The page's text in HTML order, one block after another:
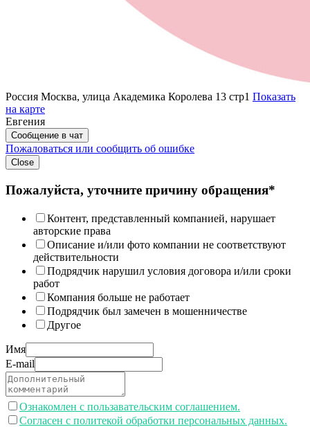
Россия Москва, улица Академика Королева 13 стр1 Показать
на карте
Евгения
Сообщение в чат
Пожаловаться или сообщить об ошибке
Close
Пожалуйста, уточните причину обращения*
Контент, представленный компанией, нарушает
авторские права
Описание и/или фото компании не соответствуют
действительности
Подрядчик нарушил условия договора и/или сроки
работ
Компания больше не работает
Подрядчик был замечен в мошенничестве
Другое
Имя
E-mail
Ознакомлен с пользавательским соглашением.
Согласен с политекой обработки персональных данных.